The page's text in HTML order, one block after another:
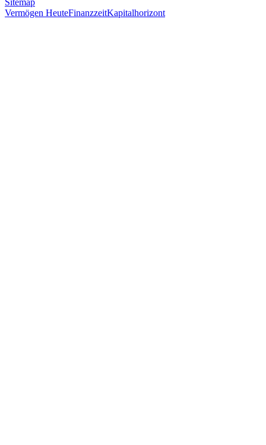
Sitemap
Vermögen HeuteFinanzzeitKapitalhorizont